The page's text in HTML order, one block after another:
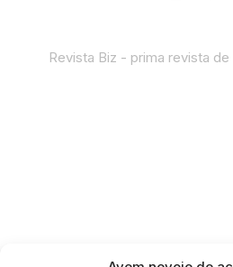
Revista Biz - prima revista